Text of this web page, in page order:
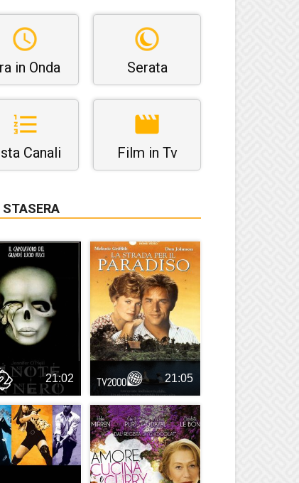
in Onda Serata
Canali Film in Tv
21:02 21:05